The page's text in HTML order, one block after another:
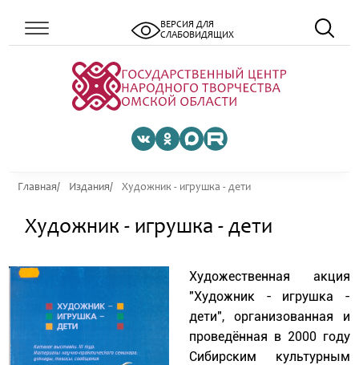
ВЕРСИЯ ДЛЯ
СЛАБОВИДЯЩИХ
Главная Издания Художник - игрушка - дети
Художник - игрушка - дети
Художественная акция
"Художник - игрушка -
дети", организованная и
проведённая в 2000 году
Сибирским культурным